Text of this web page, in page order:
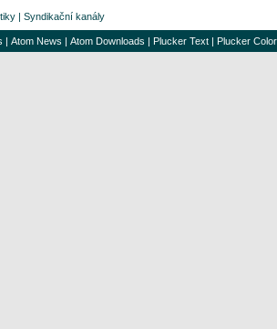
| Syndikační kanály
| Atom News | Atom Downloads | Plucker Text | Plucker Color